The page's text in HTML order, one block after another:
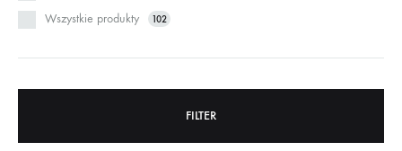
Wszystkie produkty 102
FILTER